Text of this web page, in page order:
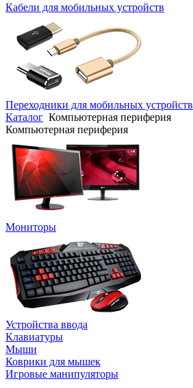
Кабели для мобильных устройств
Переходники для мобильных устройств
Каталог Компьютерная периферия
Компьютерная периферия
Мониторы
Устройства ввода
Клавиатуры
Мыши
Коврики для мышек
Игровые манипуляторы